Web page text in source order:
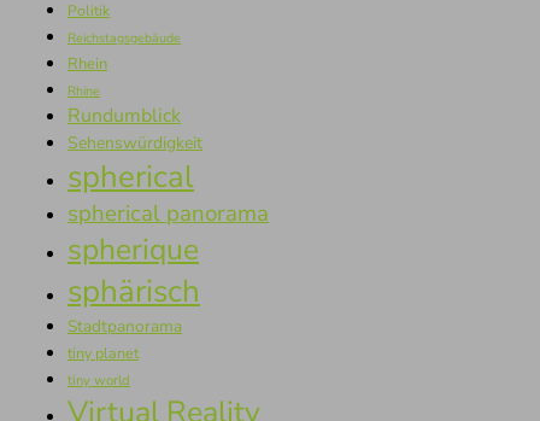
Politik
Reichstagsgebäude
Rhein
Rhine
Rundumblick
Sehenswürdigkeit
spherical
spherical panorama
spherique
sphärisch
Stadtpanorama
tiny planet
tiny world
Virtual Reality